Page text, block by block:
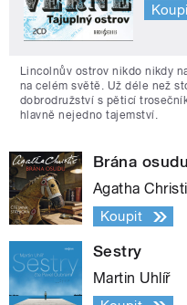
Lincolnův ostrov nikdo nikdy
na celém světě. Už déle než
dobrodružství s pěticí
hlavně nejedno tajemství.
Brána osudu
Agatha
Koupit
Sestry
Martin Uhlíř